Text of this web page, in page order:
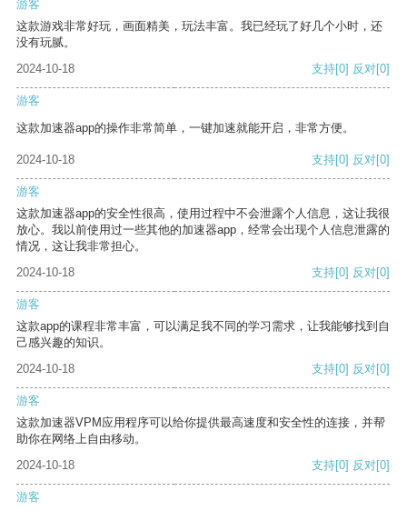
游客
这款游戏非常好玩，画面精美，玩法丰富。我已经玩了好几个小时，还
没有玩腻。
2024-10-18
支持[0] 反对[0]
游客
这款加速器app的操作非常简单，一键加速就能开启，非常方便。
2024-10-18 支持[0] 反对[0]
游客
这款加速器app的安全性很高，使用过程中不会泄露个人信息，这让我很
放心。我以前使用过一些其他的加速器app，经常会出现个人信息泄露的
情况，这让我非常担心。
2024-10-18
支持[0] 反对[0]
游客
这款app的课程非常丰富，可以满足我不同的学习需求，让我能够找到自
己感兴趣的知识。
2024-10-18
支持[0] 反对[0]
游客
这款加速器VPM应用程序可以给你提供最高速度和安全性的连接，并帮
助你在网络上自由移动。
2024-10-18
支持[0] 反对[0]
游客